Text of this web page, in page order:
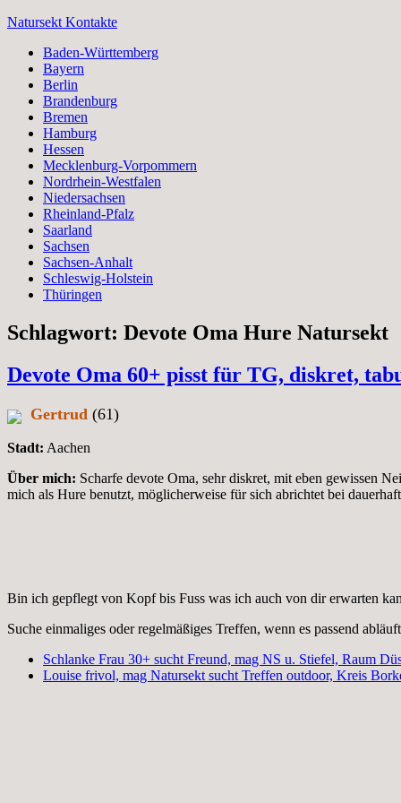
Zum
springen
Natursekt Kontakte
Baden-Württemberg
Bayern
Berlin
Brandenburg
Bremen
Hamburg
Hessen
Mecklenburg-Vorpommern
Nordrhein-Westfalen
Niedersachsen
Rheinland-Pfalz
Saarland
Sachsen
Sachsen-Anhalt
Schleswig-Holstein
Thüringen
Schlagwort: Devote Oma Hure Natursekt
Devote Oma 60+ pisst für TG, diskret,
Gertrud (61)
Stadt: Aachen
Über mich: Scharfe devote Oma, sehr diskret, mit eben gewissen
mich als Hure benutzt, möglicherweise für sich abrichtet bei
Bin ich gepflegt von Kopf bis Fuss was ich auch von dir erwarten
Suche einmaliges oder regelmäßiges Treffen, wenn es passend
Schlanke Frau 30+ sucht Freund, mag NS u. Stiefel, Raum
Louise frivol, mag Natursekt sucht Treffen outdoor, Kreis